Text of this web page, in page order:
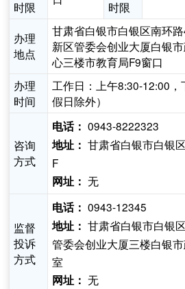
时限
时限
办理
地点
甘肃省白银市白银区南环
新区管委会创业大厦白银
心三楼市教育局F9窗口
办理
时间
工作日：上午8:30-12:00
假日除外）
咨询
方式
电话： 0943-8222323
地址： 甘肃省白银市白银
F
网址： 无
监督
投诉
方式
电话： 0943-12345
地址： 甘肃省白银市白银
管委会创业大厦三楼白银
室
网址： 无